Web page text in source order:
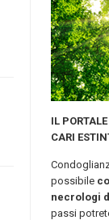
ANNI
ANNI
IL
CARI
possibile
necrologi
passi